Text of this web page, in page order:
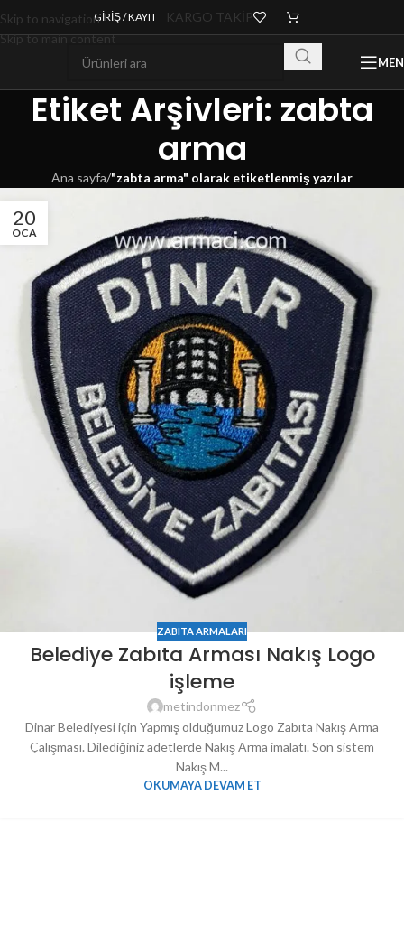
Skip to navigation
Skip to main content
GIRIŞ / KAYIT KARGO TAKİP
Etiket Arşivleri: zabta
arma
Ana sayfa/"zabta arma" olarak etiketlenmiş yazılar
20
OCA
ZABITA ARMALARI
Belediye Zabıta Arması Nakış Logo
işleme
metindonmez
Dinar Belediyesi için Yapmış olduğumuz Logo Zabıta Nakış Arma
Çalışması. Dilediğiniz adetlerde Nakış Arma imalatı. Son sistem
Nakış M...
OKUMAYA DEVAM ET